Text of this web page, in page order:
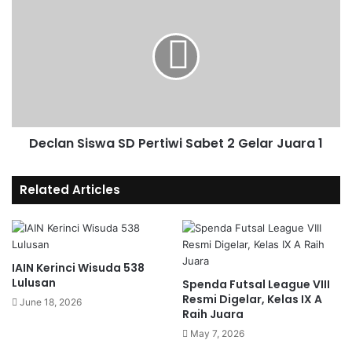
Declan Siswa SD Pertiwi Sabet 2 Gelar Juara 1
Related Articles
IAIN Kerinci Wisuda 538
Lulusan
June 18, 2026
Spenda Futsal League VIII
Resmi Digelar, Kelas IX A
Raih Juara
May 7, 2026